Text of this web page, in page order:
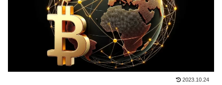
2023.10.24